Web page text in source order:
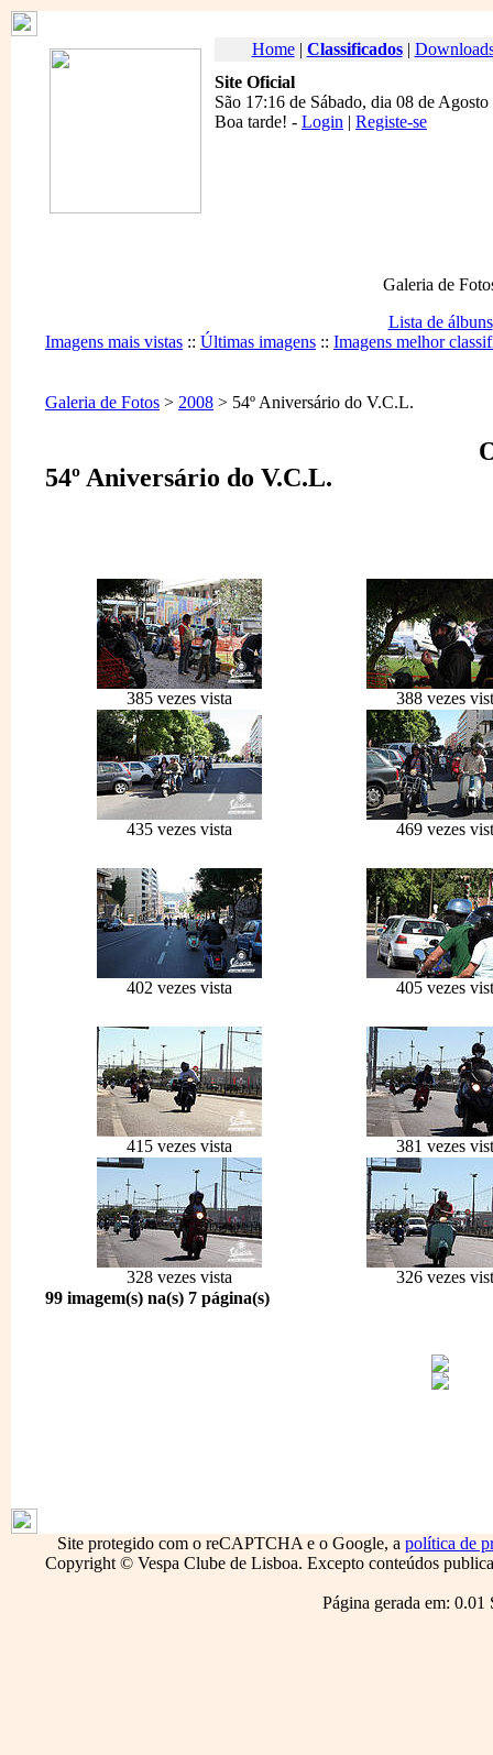
Home| Classificados|
Site Oficial
São 17:16 de Sábado, dia 08 de
Boa tarde! - Login | Registe-se
Galeria de
Lista de álbuns
Imagens mais vistas :: Últimas imagens :: Imagens melhor
Galeria de Fotos > 2008 > 54º Aniversário do V.C.L.
54º Aniversário do V.C.L.
385 vezes vista 388 vezes
435 vezes vista 469 vezes
402 vezes vista 405 vezes
415 vezes vista 381 vezes
328 vezes vista
326 vezes
99 imagem(s) na(s) 7 página(s)
Site protegido com o reCAPTCHA e o Google, a política de
Copyright © Vespa Clube de Lisboa. Excepto conteúdos
Página gerada em: 0.01